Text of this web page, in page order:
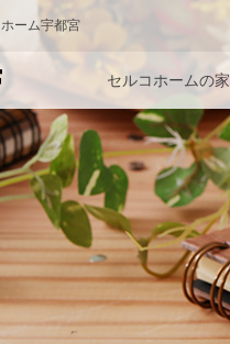
ーム宇都宮
セルコホームの家